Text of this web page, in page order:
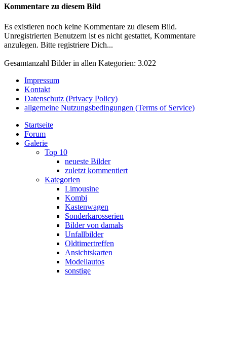
Kommentare zu diesem Bild
Es existieren noch keine Kommentare zu diesem Bild.
Unregistrierten Benutzern ist es nicht gestattet, Kommentare
anzulegen. Bitte registriere Dich...
Gesamtanzahl Bilder in allen Kategorien: 3.022
Impressum
Kontakt
Datenschutz (Privacy Policy)
allgemeine Nutzungsbedingungen (Terms of Service)
Startseite
Forum
Galerie
Top 10
neueste Bilder
zuletzt kommentiert
Kategorien
Limousine
Kombi
Kastenwagen
Sonderkarosserien
Bilder von damals
Unfallbilder
Oldtimertreffen
Ansichtskarten
Modellautos
sonstige